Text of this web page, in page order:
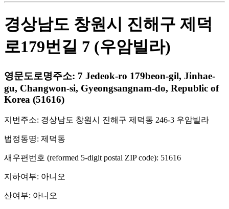
경상남도 창원시 진해구 제덕
로179번길 7 (우암빌라)
영문도로명주소: 7 Jedeok-ro 179beon-gil, Jinhae-
gu, Changwon-si, Gyeongsangnam-do, Republic of
Korea (51616)
지번주소: 경상남도 창원시 진해구 제덕동 246-3 우암빌라
법정동명: 제덕동
새우편번호 (reformed 5-digit postal ZIP code): 51616
지하여부: 아니오
산여부: 아니오